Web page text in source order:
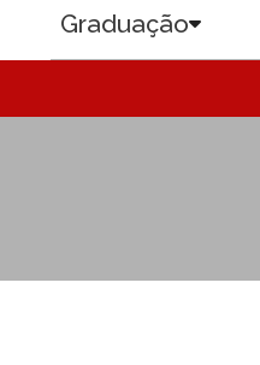
Graduação